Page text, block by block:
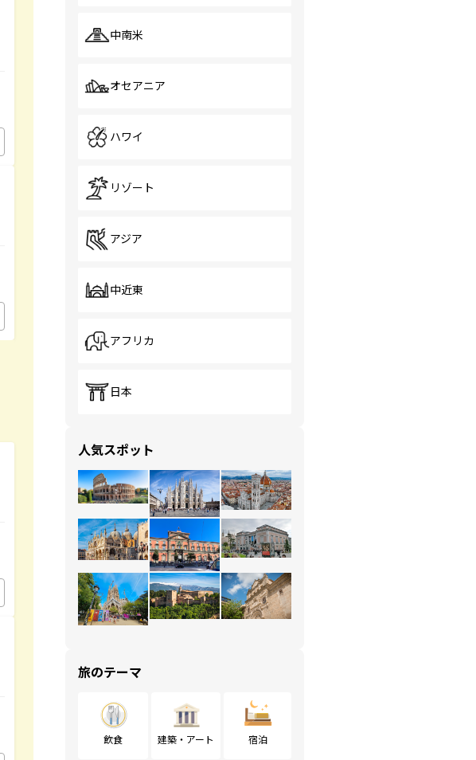
中南米
オセアニア
ハワイ
リゾート
アジア
中近東
アフリカ
日本
人気スポット
旅のテーマ
飲食 建築・アート 宿泊